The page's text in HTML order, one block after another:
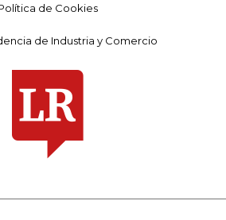
de Cookies
de Industria y Comercio